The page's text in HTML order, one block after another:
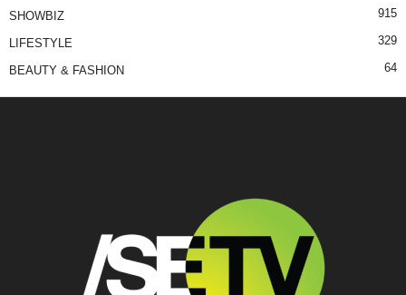
SHOWBIZ 915
LIFESTYLE 329
BEAUTY & FASHION 64